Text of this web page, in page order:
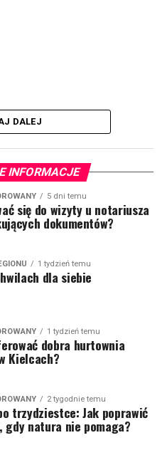
DALEJ
INFORMACJE
5 dni temu
się do wizyty u notariusza
dokumentów?
1 tydzień temu
dla siebie
1 tydzień temu
dobra hurtownia
Kielcach?
2 tygodnie temu
trzydziestce: Jak poprawić
gdy natura nie pomaga?